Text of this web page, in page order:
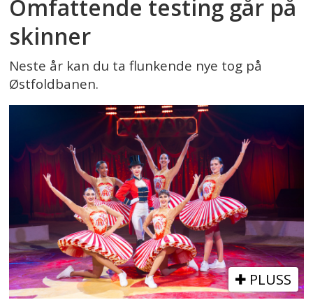
Omfattende testing går på
skinner
Neste år kan du ta flunkende nye tog på
Østfoldbanen.
PLUSS